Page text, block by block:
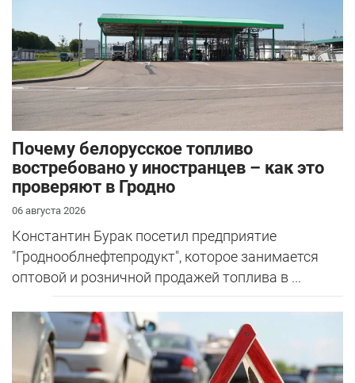
Почему белорусское топливо
востребовано у иностранцев – как это
проверяют в Гродно
06 августа 2026
Константин Бурак посетил предприятие
"Гроднооблнефтепродукт", которое занимается
оптовой и розничной продажей топлива в ...